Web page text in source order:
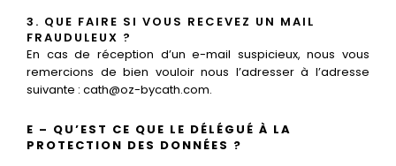
3. QUE FAIRE SI VOUS RECEVEZ UN MAIL
FRAUDULEUX ?
En cas de réception d’un e-mail suspicieux, nous vous
remercions de bien vouloir nous l’adresser à l’adresse
suivante : cath@oz-bycath.com.
E – QU’EST CE QUE LE DÉLÉGUÉ À LA
PROTECTION DES DONNÉES ?